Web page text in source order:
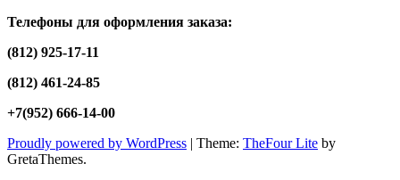
Телефоны для оформления заказа:
(812) 925-17-11
(812) 461-24-85
+7(952) 666-14-00
Proudly powered by WordPress | Theme: TheFour Lite by
GretaThemes.